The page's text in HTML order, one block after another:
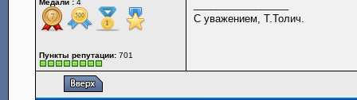
Медали : 4
Пункты репутации: 701
С уважением, Т.Толич.